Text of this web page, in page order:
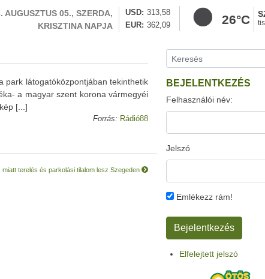
AUGUSZTUS 05., SZERDA,
KRISZTINA NAPJA
USD
313,58
EUR
362,09 26°C
park látogatóközpontjában tekinthetik
a magyar szent korona vármegyéi
[...]
Forrás: Rádió88
terelés és parkolási tilalom lesz Szegeden
BEJELENTKEZÉS
Felhasználói név:
Jelszó
Emlékezz rám!
Elfelejtett jelszó